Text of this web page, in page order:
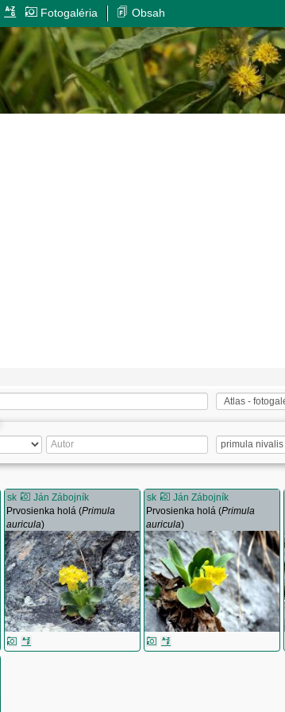
Fotogaléria Obsah
sk
Ján Zábojník
Prvosienka holá (Primula
auricula)
sk
Ján Zábojník
Prvosienka holá (Primula
auricula)